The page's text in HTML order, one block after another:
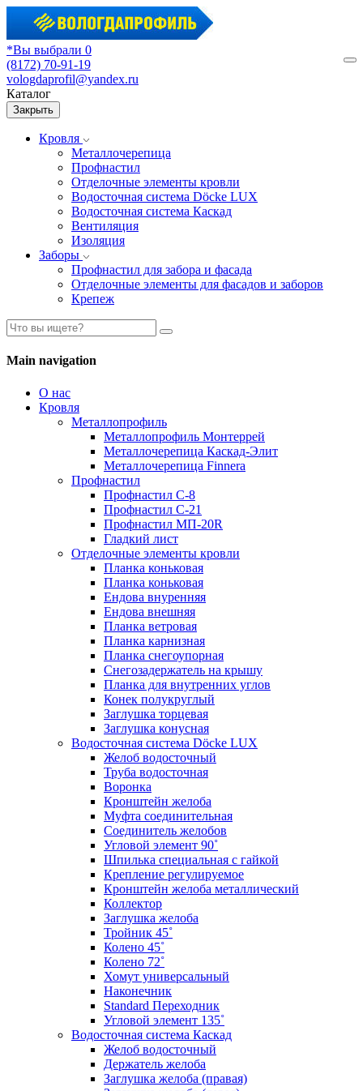
*Вы выбрали 0
(8172) 70-91-19
vologdaprofil@yandex.ru
Каталог
Закрыть
Кровля
Металлочерепица
Профнастил
Отделочные элементы кровли
Водосточная система Döcke LUX
Водосточная система Каскад
Вентиляция
Изоляция
Заборы
Профнастил для забора и фасада
Отделочные элементы для фасадов и заборов
Крепеж
Main navigation
О нас
Кровля
Металлопрофиль
Металлопрофиль Монтеррей
Металлочерепица Каскад-Элит
Металлочерепица Finnera
Профнастил
Профнастил С-8
Профнастил С-21
Профнастил МП-20R
Гладкий лист
Отделочные элементы кровли
Планка коньковая
Планка коньковая
Ендова внуренняя
Ендова внешняя
Планка ветровая
Планка карнизная
Планка снегоупорная
Снегозадержатель на крышу
Планка для внутренних углов
Конек полукруглый
Заглушка торцевая
Заглушка конусная
Водосточная система Döcke LUX
Желоб водосточный
Труба водосточная
Воронка
Кронштейн желоба
Муфта соединительная
Соединитель желобов
Угловой элемент 90˚
Шпилька специальная с гайкой
Крепление регулируемое
Кронштейн желоба металлический
Коллектор
Заглушка желоба
Тройник 45˚
Колено 45˚
Колено 72˚
Хомут универсальный
Наконечник
Standard Переходник
Угловой элемент 135˚
Водосточная система Каскад
Желоб водосточный
Держатель желоба
Заглушка желоба (правая)